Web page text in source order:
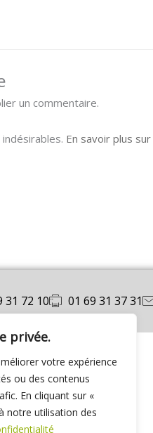
privée.
votre expérience
ou des contenus
En cliquant sur «
notre utilisation des
un commentaire.
En savoir plus
31 72 10 01 69 31 37 31